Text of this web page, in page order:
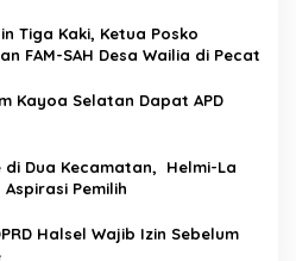
Tiga Kaki, Ketua Posko
FAM-SAH Desa Wailia di Pecat
Kayoa Selatan Dapat APD
di Dua Kecamatan, Helmi-La
Aspirasi Pemilih
Halsel Wajib Izin Sebelum